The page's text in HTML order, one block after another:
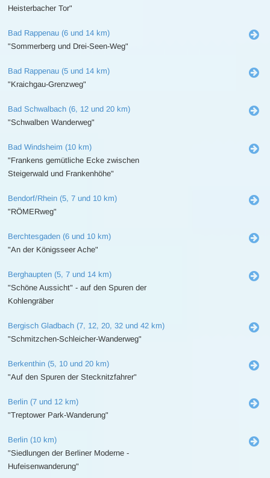
Heisterbacher Tor"
Bad Rappenau (6 und 14 km)
"Sommerberg und Drei-Seen-Weg"
Bad Rappenau (5 und 14 km)
"Kraichgau-Grenzweg"
Bad Schwalbach (6, 12 und 20 km)
"Schwalben Wanderweg"
Bad Windsheim (10 km)
"Frankens gemütliche Ecke zwischen
Steigerwald und Frankenhöhe"
Bendorf/Rhein (5, 7 und 10 km)
"RÖMERweg"
Berchtesgaden (6 und 10 km)
"An der Königsseer Ache"
Berghaupten (5, 7 und 14 km)
"Schöne Aussicht" - auf den Spuren der
Kohlengräber
Bergisch Gladbach (7, 12, 20, 32 und 42 km)
"Schmitzchen-Schleicher-Wanderweg"
Berkenthin (5, 10 und 20 km)
"Auf den Spuren der Stecknitzfahrer"
Berlin (7 und 12 km)
"Treptower Park-Wanderung"
Berlin (10 km)
"Siedlungen der Berliner Moderne -
Hufeisenwanderung"